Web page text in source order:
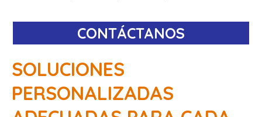
CONTÁCTANOS
SOLUCIONES
PERSONALIZADAS